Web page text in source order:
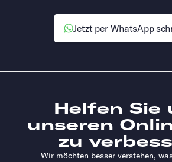
Jetzt per WhatsApp
Helfen Sie
unseren
zu
Wir möchten besser verstehen,